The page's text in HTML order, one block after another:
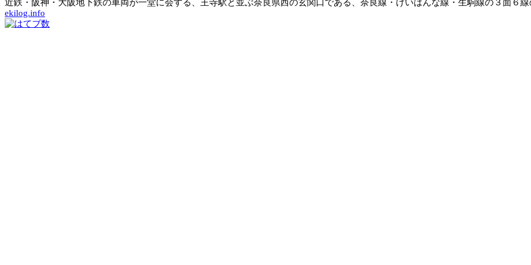
近鉄・阪神・大阪地下鉄の車両が一堂に会する、王寺駅と並ぶ奈良県西の玄関口である、奈良線・けいはんな線・生駒線の３面６
ekilog.info